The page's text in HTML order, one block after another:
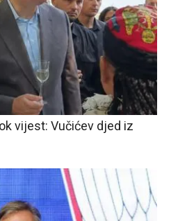
vijest: Vučićev djed iz